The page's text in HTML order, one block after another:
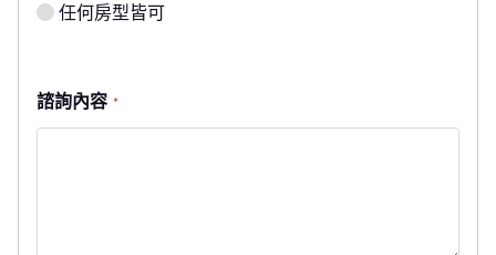
任何房型皆可
諮詢內容 *